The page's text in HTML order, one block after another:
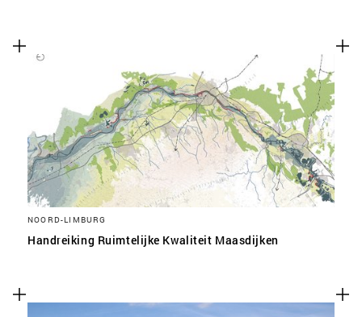
NOORD-LIMBURG
Handreiking Ruimtelijke Kwaliteit Maasdijken